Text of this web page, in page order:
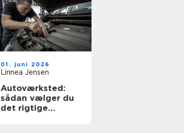
01. juni 2026
Linnea Jensen
Autoværksted:
sådan vælger du
det rigtige